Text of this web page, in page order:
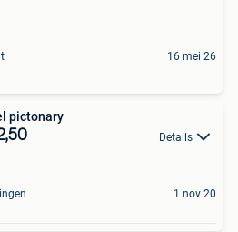
16 mei 26
pictonary
Details
1 nov 20